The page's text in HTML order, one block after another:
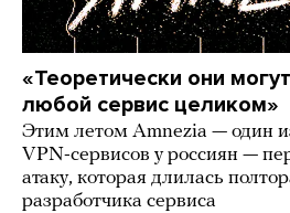
«Теоретически они
любой сервис целиком»
Этим летом Amnezia — один
VPN-сервисов у россиян —
атаку, которая длилась
разработчика сервиса